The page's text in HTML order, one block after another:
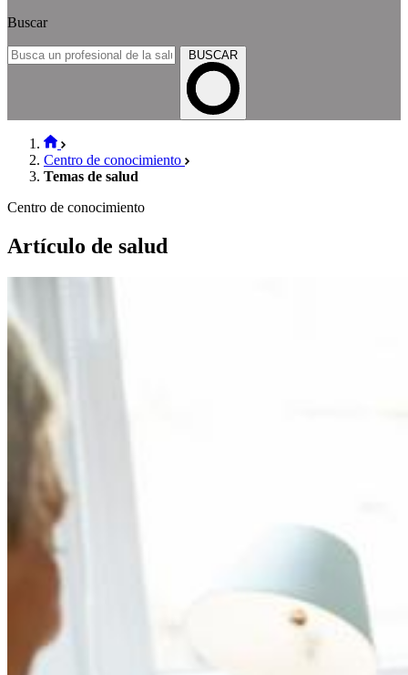
Buscar
BUSCAR
Centro de conocimiento
Temas de salud
Centro de conocimiento
Artículo de salud